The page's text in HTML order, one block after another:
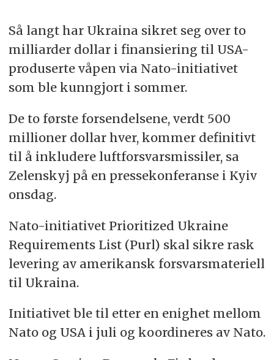
Så langt har Ukraina sikret seg over to
milliarder dollar i finansiering til USA-
produserte våpen via Nato-initiativet
som ble kunngjort i sommer.
De to første forsendelsene, verdt 500
millioner dollar hver, kommer definitivt
til å inkludere luftforsvarsmissiler, sa
Zelenskyj på en pressekonferanse i Kyiv
onsdag.
Nato-initiativet Prioritized Ukraine
Requirements List (Purl) skal sikre rask
levering av amerikansk forsvarsmateriell
til Ukraina.
Initiativet ble til etter en enighet mellom
Nato og USA i juli og koordineres av Nato.